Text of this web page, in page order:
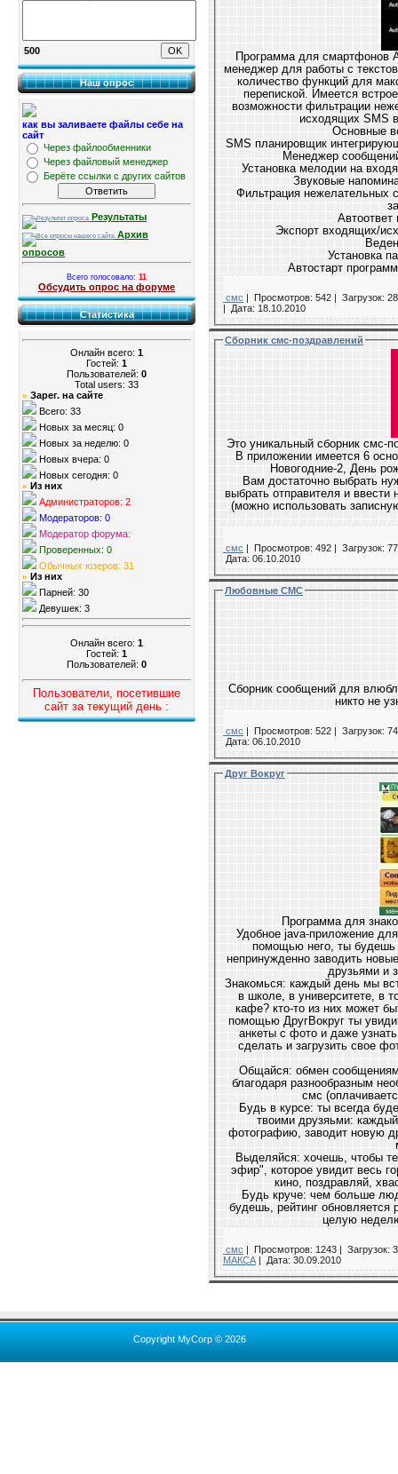
500
Наш опрос
как вы заливаете файлы себе на
сайт
Через файлообменники
Через файловый менеджер
Берёте ссылки с других сайтов
Результаты
Архив
опросов
Всего голосовало: 11
Обсудить опрос на форуме
Статистика
Онлайн всего: 1
Гостей: 1
Пользователей: 0
Total users: 33
» Зарег. на сайте
Всего: 33
Новых за месяц: 0
Новых за неделю: 0
Новых вчера: 0
Новых сегодня: 0
» Из них
Администраторов: 2
Модераторов: 0
Модератор форума:
Проверенных: 0
Обычных юзеров: 31
» Из них
Парней: 30
Девушек: 3
Онлайн всего: 1
Гостей: 1
Пользователей: 0
Пользователи, посетившие
сайт за текущий день :
Программа для смартфонов
менеджер для работы с
количество функций для
перепиской. Имеется
возможности фильтрации
исходящих SMS
Звуковые
Фильтрация нежелательных сообщений с возможностью восстановления
Автостарт
смс | Просмотров: 542 | Загрузок:
|
Дата: 18.10.2010
Сборник смс-поздравлений
Это уникальный сборник смс-
В приложении имеется 6 основных разделов с шаблонами: Новогодние-1,
Новогодние-2, День
Вам достаточно выбрать нужный шаблон в соответствующем разделе,
выбрать отправителя и ввести номер получателя в международном формате
(можно использовать записную книгу телефона), после чего нажать кнопку
смс | Просмотров: 492 | Загрузок:
Дата: 06.10.2010
Любовные СМС
Сборник сообщений для
никто не
смс | Просмотров: 522 | Загрузок:
Дата: 06.10.2010
Друг Вокруг
Программа для
Удобное java-приложение для знакомств и общения в твоем телефоне. С
помощью него, ты будешь знать, кто сейчас тебя окружает, легко и
непринужденно заводить новые знакомства, быть всегда на связи со своими
Знакомься: каждый день мы встречаем много
в школе, в университете, в торговых центрах, в
кафе? кто-то из них может быть нам симпатичен или
помощью ДругВокруг ты увидишь, кто сейчас рядом,
анкеты с фото и даже узнать настроение людей,
сделать и загрузить свое фото прямо с телефона,
Общайся: обмен сообщениями в ДругВокруг удобный и
благодаря разнообразным необычным смайликам, а
Будь в курсе: ты всегда будешь в курсе
твоими друзяьми: каждый раз,
фотографию, заводит новую дружбу, ты
Выделяйся: хочешь, чтобы тебя заметили? Напиши сообщение в
эфир", которое увидит весь город: приглашай в гости, собирай
Будь круче: чем больше людей ты
будешь, рейтинг обновляется раз в час.
целую
смс | Просмотров: 1243 | Загрузок:
МАКСА | Дата: 30.09.2010
Copyright MyCorp © 2026